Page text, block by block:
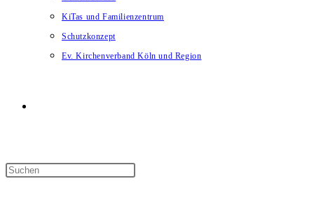
KiTas und Familienzentrum
Schutzkonzept
Ev. Kirchenverband Köln und Region